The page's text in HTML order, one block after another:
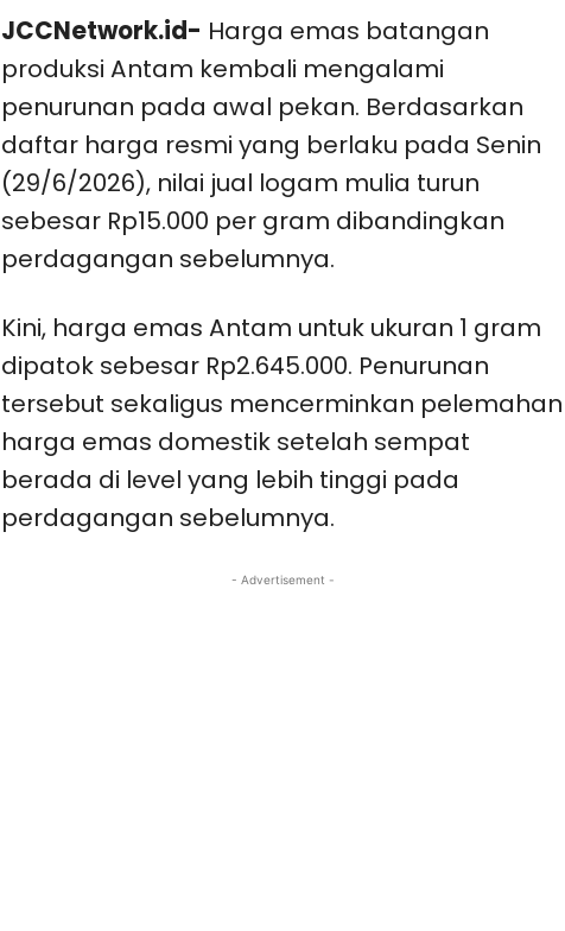
JCCNetwork.id- Harga emas batangan
produksi Antam kembali mengalami
penurunan pada awal pekan. Berdasarkan
daftar harga resmi yang berlaku pada Senin
(29/6/2026), nilai jual logam mulia turun
sebesar Rp15.000 per gram dibandingkan
perdagangan sebelumnya.
Kini, harga emas Antam untuk ukuran 1 gram
dipatok sebesar Rp2.645.000. Penurunan
tersebut sekaligus mencerminkan pelemahan
harga emas domestik setelah sempat
berada di level yang lebih tinggi pada
perdagangan sebelumnya.
- Advertisement -